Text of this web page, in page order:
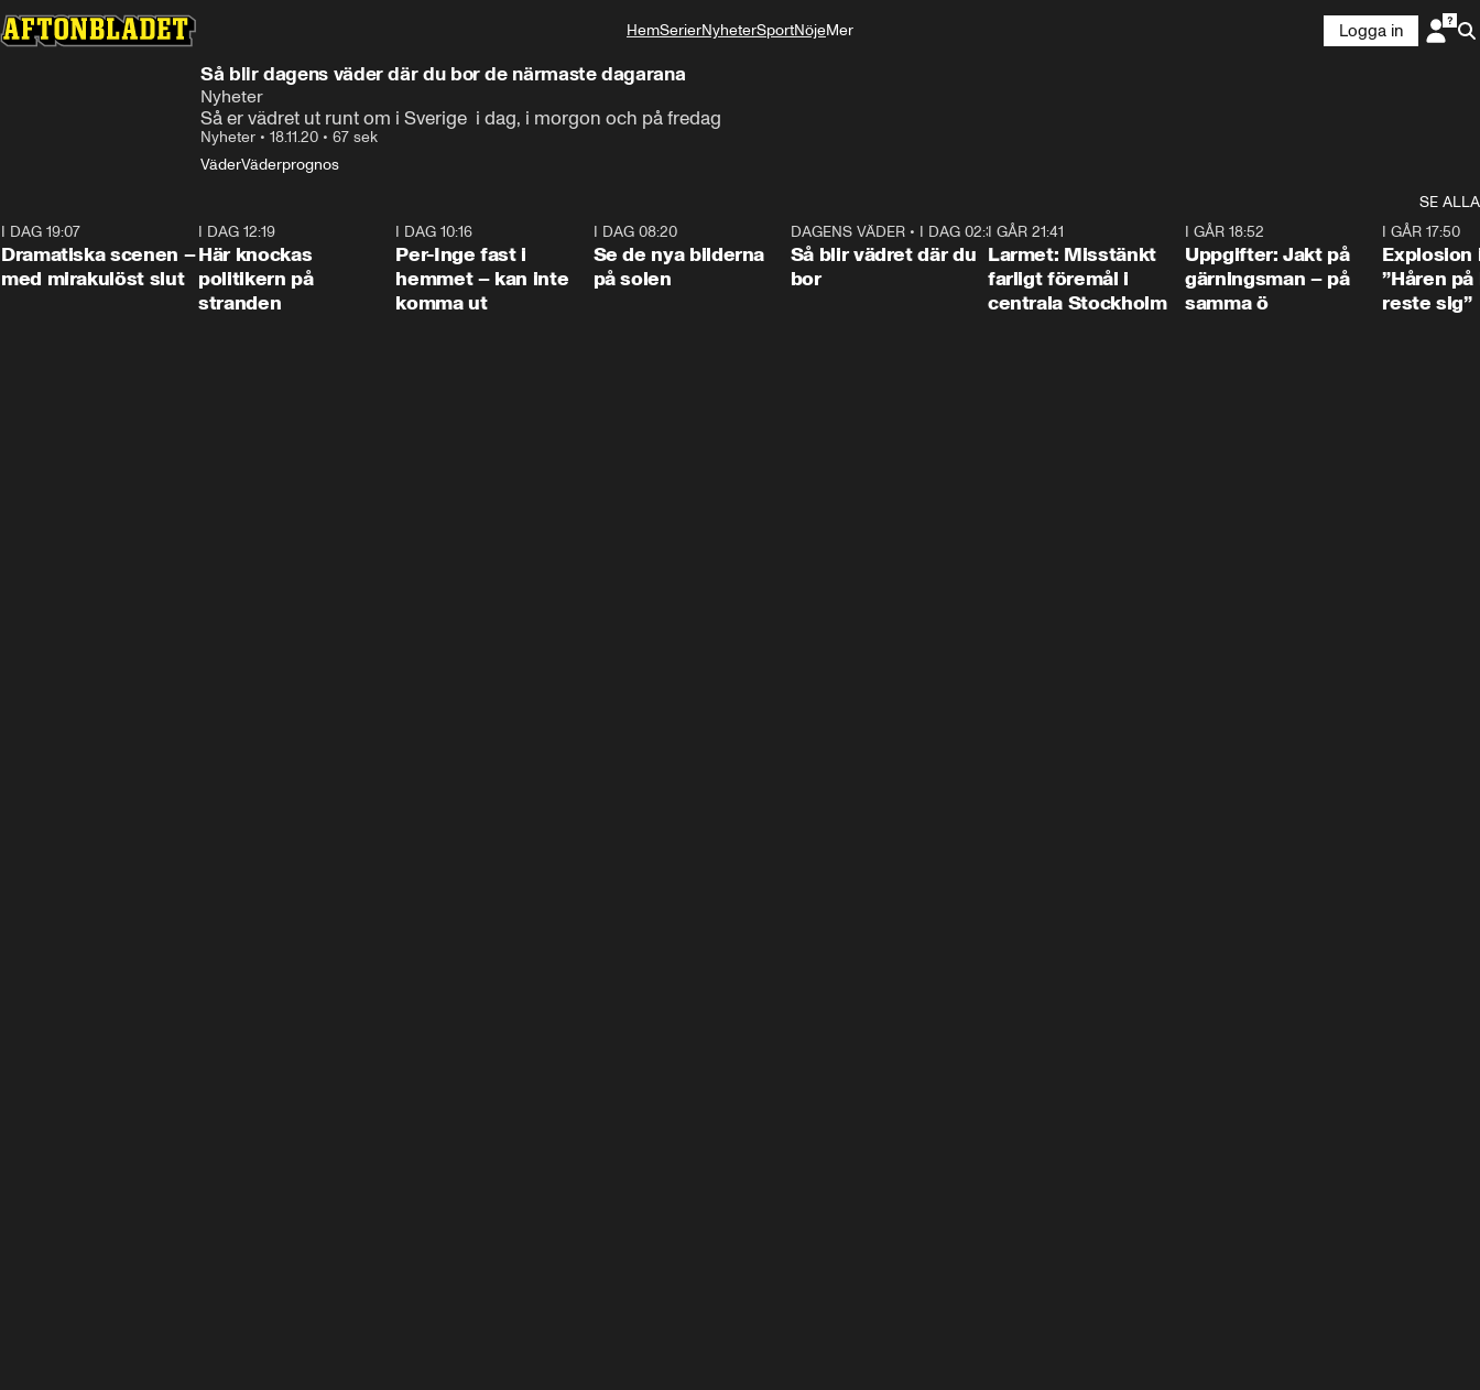
HemSerierNyheterSportNöjeMer
Logga in
Så blir dagens väder där du bor de närmaste dagarana
Nyheter
Så er vädret ut runt om i Sverige  i dag, i morgon och på fredag
Nyheter • 18.11.20 • 67 sek
VäderVäderprognos
SE ALLA
I DAG 19:07
Dramatiska scenen –
med mirakulöst slut
I DAG 12:19
Här knockas
politikern på
stranden
I DAG 10:16
Per-Inge fast i
hemmet – kan inte
komma ut
I DAG 08:20
Se de nya bilderna
på solen
1:06
DAGENS VÄDER• I DAG 02:30
Så blir vädret där du
bor
I GÅR 21:41
Larmet: Misstänkt
farligt föremål i
centrala Stockholm
I GÅR 18:52
Uppgifter: Jakt på
gärningsman – på
samma ö
I GÅR 17:50
Explosion
”Håren
reste sig”